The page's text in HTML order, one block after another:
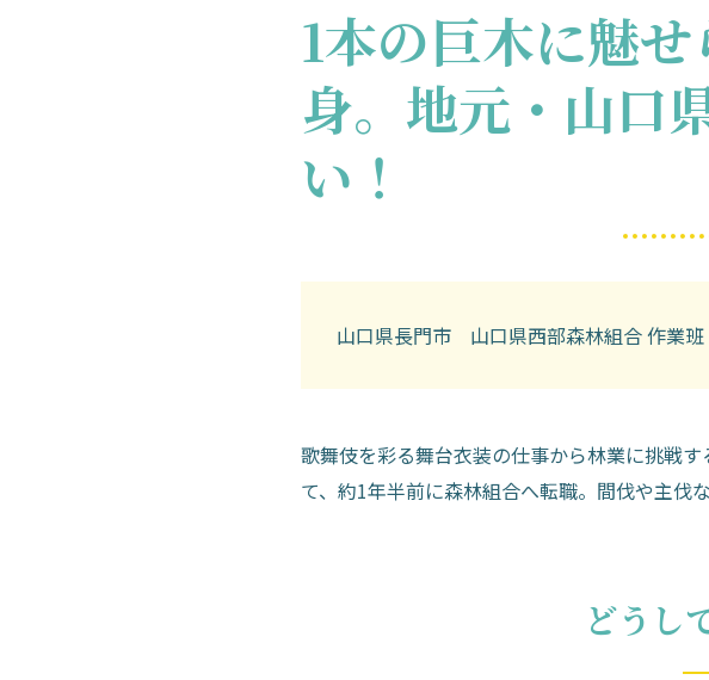
1本の巨木に魅
身。地元・山口
い！
山口県長門市 山口県西部森林組合 作業
歌舞伎を彩る舞台衣装の仕事から林業に挑戦
て、約1年半前に森林組合へ転職。間伐や主伐
どうし